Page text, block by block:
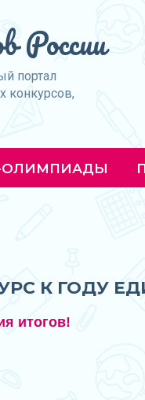
России
портал
конкурсов,
ОЛИМПИАДЫ
К ГОДУ
итогов!